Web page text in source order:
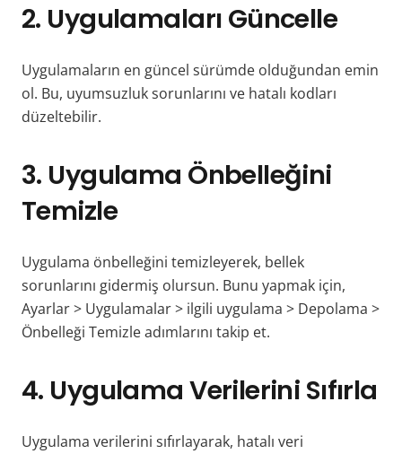
2. Uygulamaları Güncelle
Uygulamaların en güncel sürümde olduğundan emin
ol. Bu, uyumsuzluk sorunlarını ve hatalı kodları
düzeltebilir.
3. Uygulama Önbelleğini
Temizle
Uygulama önbelleğini temizleyerek, bellek
sorunlarını gidermiş olursun. Bunu yapmak için,
Ayarlar > Uygulamalar > ilgili uygulama > Depolama >
Önbelleği Temizle adımlarını takip et.
4. Uygulama Verilerini Sıfırla
Uygulama verilerini sıfırlayarak, hatalı veri